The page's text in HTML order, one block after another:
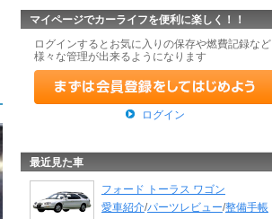
マイページでカーライフを便利に楽しく！！
ログインするとお気に入りの保存や燃費記録など
様々な管理が出来るようになります
ログイン
最近見た車
フォード トーラス ワゴン
愛車紹介/パーツレビュー/整備手帳